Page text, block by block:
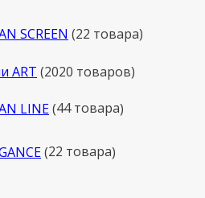
SCREEN 22 товара
ART 2020 товаров
LINE 44 товара
22 товара